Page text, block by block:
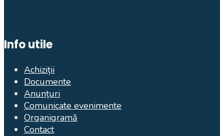
Info utile
Achiziții
Documente
Anunțuri
Comunicate evenimente
Organigramă
Contact